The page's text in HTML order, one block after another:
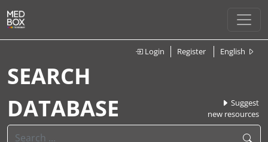
Login Register English
SEARCH
DATABASE
Suggest
new resources